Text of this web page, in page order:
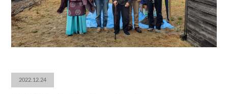
2022.12.24